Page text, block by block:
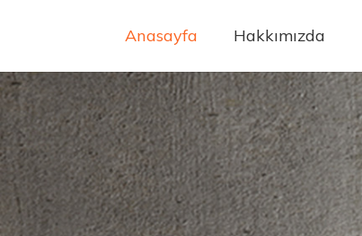
Anasayfa Hakkımızda